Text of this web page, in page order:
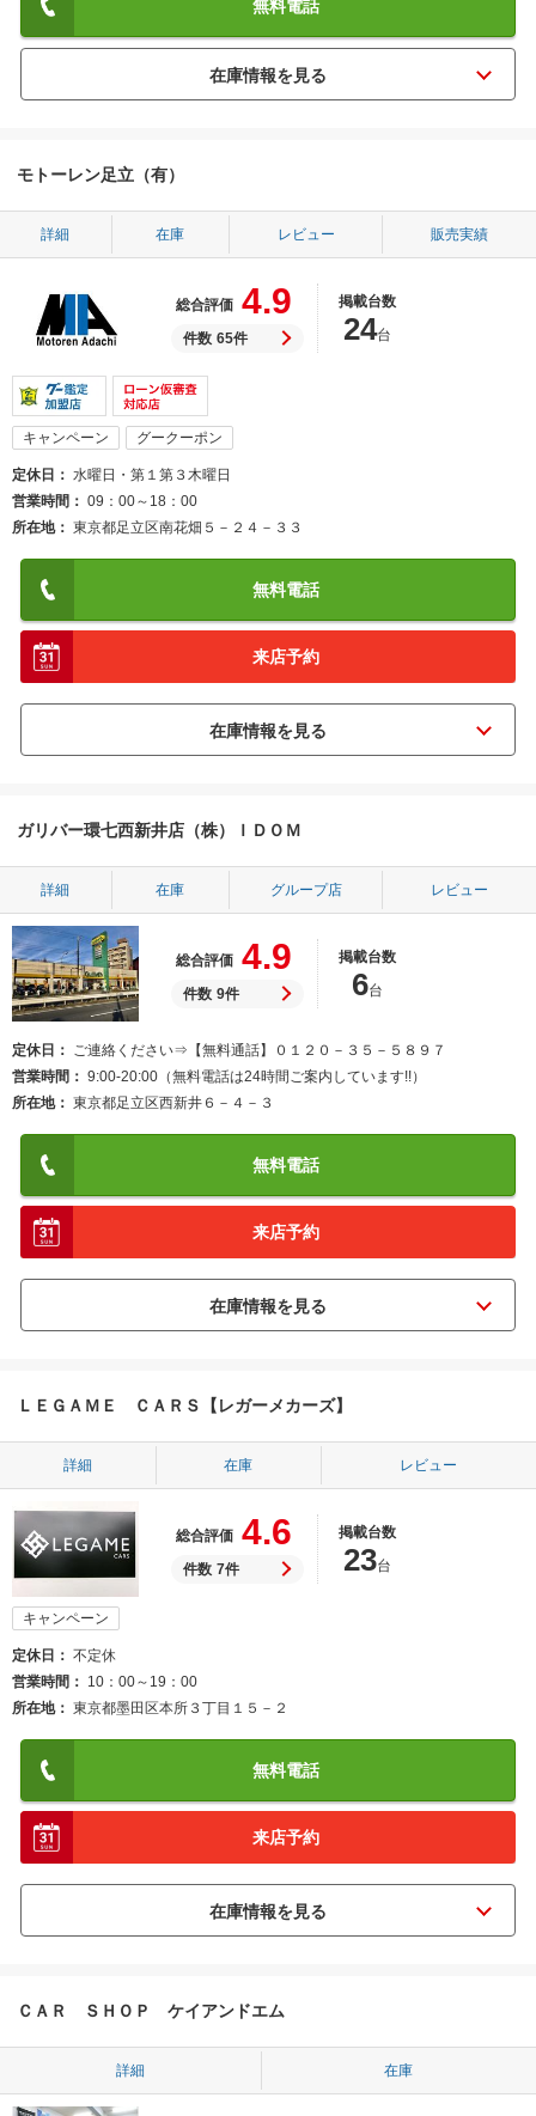
無料電話
モトーレン足立（有）
詳細 在庫 レビュー 販売実績
総合評価 4.9
件数 65件
掲載台数
24台
キャンペーン グークーポン
定休日
水曜日・第１第３木曜日
営業時間
09：00～18：00
所在地
東京都足立区南花畑５－２４－３３
無料電話
来店予約
ガリバー環七西新井店（株）ＩＤＯＭ
詳細 在庫 グループ店 レビュー
総合評価 4.9
件数 9件
掲載台数
6台
定休日
ご連絡ください⇒【無料通話】０１２０－３５－５８９７
営業時間
9:00-20:00（無料電話は24時間ご案内しています!!）
所在地
東京都足立区西新井６－４－３
無料電話
来店予約
ＬＥＧＡＭＥ ＣＡＲＳ【レガーメカーズ】
詳細 在庫 レビュー
総合評価 4.6
件数 7件
掲載台数
23台
キャンペーン
定休日
不定休
営業時間
10：00～19：00
所在地
東京都墨田区本所３丁目１５－２
無料電話
来店予約
ＣＡＲ ＳＨＯＰ ケイアンドエム
詳細 在庫